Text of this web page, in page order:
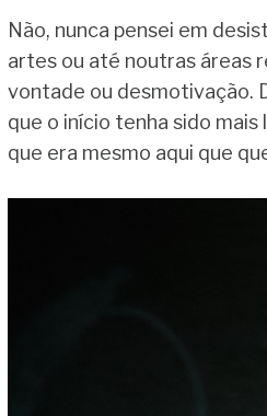
Não, nunca pensei em
artes ou até noutras áreas
vontade ou desmotivação.
que o início tenha sido
que era mesmo aqui que